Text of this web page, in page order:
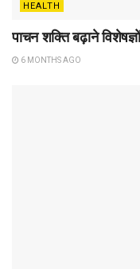
HEALTH
पाचन शक्ति बढ़ाने
6 MONTHS AGO